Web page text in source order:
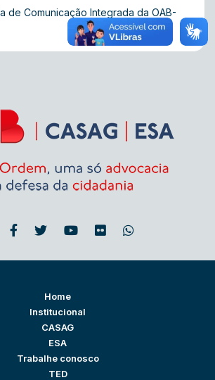
de Comunicação Integrada da OAB-
Home
Institucional
CASAG
ESA
Trabalhe conosco
TED